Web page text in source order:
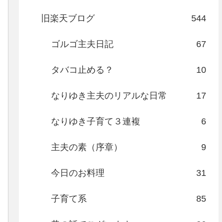
旧楽天ブログ 544
ゴルゴ主夫日記 67
タバコ止める？ 10
なりゆき主夫のリアルな日常 17
なりゆき子育て３連複 6
主夫の素（序章） 9
今日のお料理 31
子育て系 85